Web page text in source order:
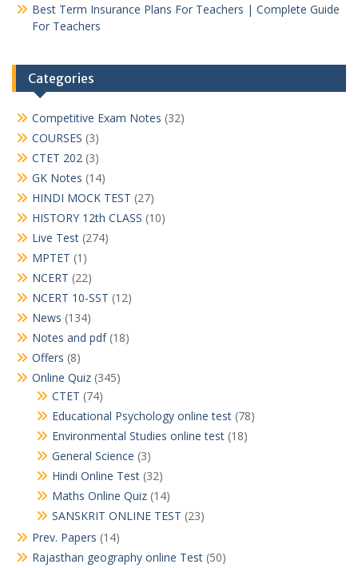
Best Term Insurance Plans For Teachers | Complete Guide
For Teachers
Categories
Competitive Exam Notes (32)
COURSES (3)
CTET 202 (3)
GK Notes (14)
HINDI MOCK TEST (27)
HISTORY 12th CLASS (10)
Live Test (274)
MPTET (1)
NCERT (22)
NCERT 10-SST (12)
News (134)
Notes and pdf(18)
Offers (8)
Online Quiz (345)
CTET (74)
Educational Psychology online test (78)
Environmental Studies online test (18)
General Science (3)
Hindi Online Test (32)
Maths Online Quiz (14)
SANSKRIT ONLINE TEST (23)
Prev. Papers (14)
Rajasthan geography online Test (50)